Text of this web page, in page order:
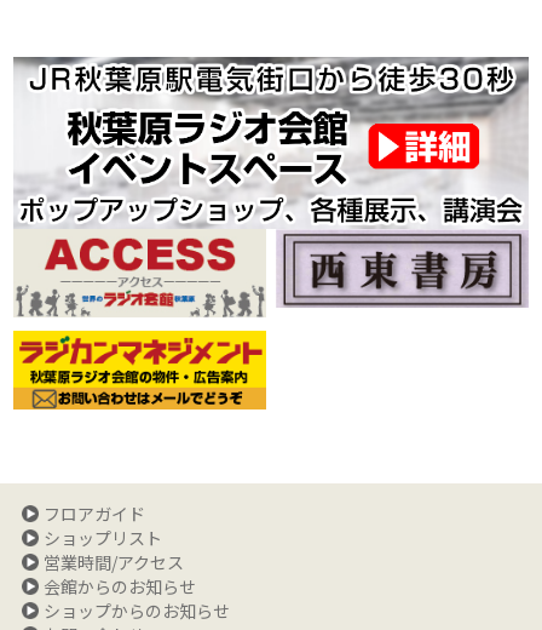
フロアガイド
ショップリスト
営業時間/アクセス
会館からのお知らせ
ショップからのお知らせ